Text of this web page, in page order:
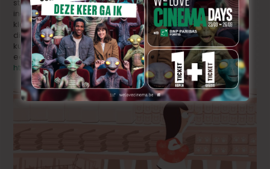
stand-up comedian, Rudi Rok, betrokken. Hij werd
ingeschakeld toen de animatie reeds af was. Gregory, de
klankman, vond Rudi op youtube toen hij zocht naar
dierengeluiden. We waren zo onder de indruk van zijn
kunnen, dus hij naar België gekomen is om in de klankstudio
een hele dag lang te miauwen en te blaffen!
https://vimeo.com/173352933